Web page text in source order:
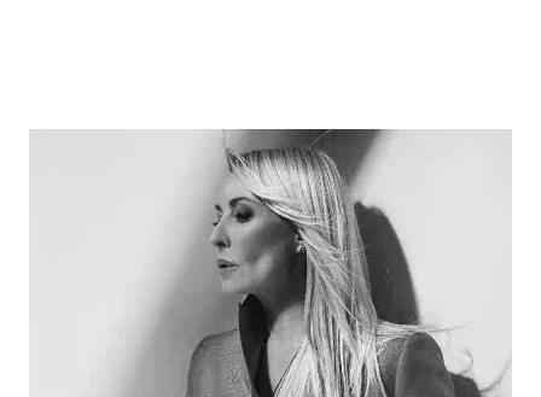
новини
знаменитостей